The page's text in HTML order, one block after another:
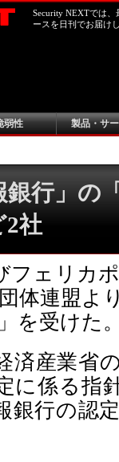
Security NEXTでは
ースを日刊でお届け
弱性 製品・サ
行」の
2社
フェリカ
体連盟よ
を受けた
済産業省
に係る指
銀行の認